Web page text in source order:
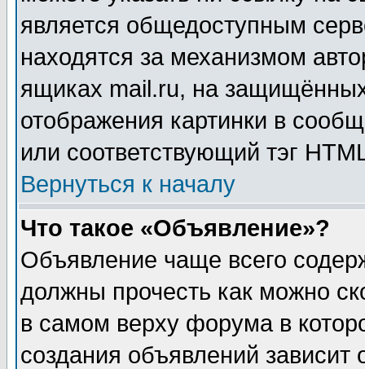
является общедоступным
находятся за механизмом
ящиках mail.ru, на
отображения картинки в
или соответствующий тэг
Вернуться к началу
Что такое «Объявление»?
Объявление чаще всего
должны прочесть как можно
в самом верху форума в
создания объявлений зависит